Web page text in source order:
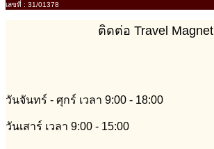
เลขที่ : 31/01378
ติดต่อ Travel Magnet
วันจันทร์ - ศุกร์ เวลา 9:00 - 18:00
วันเสาร์ เวลา 9:00 - 15:00